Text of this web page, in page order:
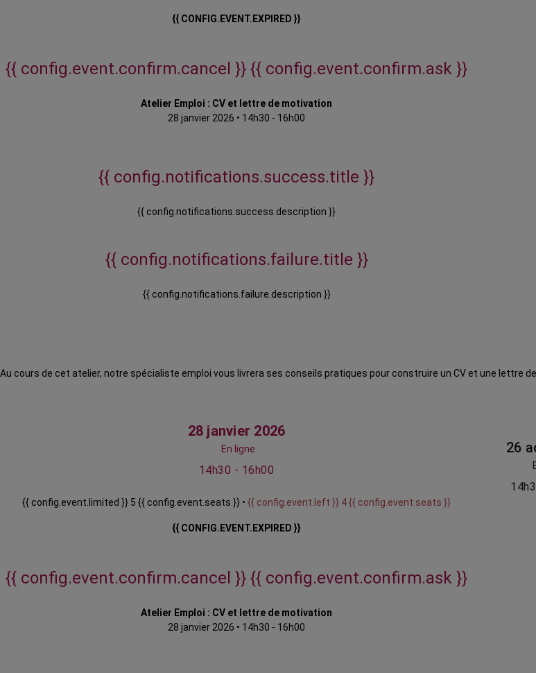
{{ CONFIG.EVENT.EXPIRED }}
{{ config.event.confirm.cancel }} {{ config.event.confirm.ask }}
Atelier Emploi : CV et lettre de motivation
28 janvier 2026 • 14h30 - 16h00
{{ config.notifications.success.title }}
{{ config.notifications.success.description }}
{{ config.notifications.failure.title }}
{{ config.notifications.failure.description }}
Au cours de cet atelier, notre spécialiste emploi vous livrera ses conseils pratiques pour construire un CV et une lettre
28 janvier 2026
En ligne
14h30 - 16h00
{{ config.event.limited }} 5 {{ config.event.seats }} • {{ config.event.left }} 4 {{ config.event.seats }}
{{ CONFIG.EVENT.EXPIRED }}
{{ config.event.confirm.cancel }} {{ config.event.confirm.ask }}
Atelier Emploi : CV et lettre de motivation
28 janvier 2026 • 14h30 - 16h00
26